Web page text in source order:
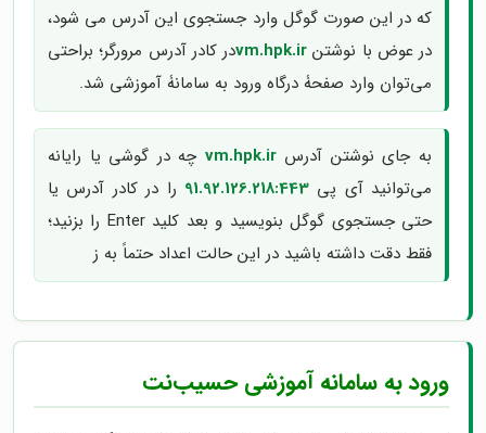
که در این صورت گوگل وارد جستجوی این آدرس می شود،
در عوض با نوشتن vm.hpk.irدر کادر آدرس مرورگر؛ براحتی
می‌توان وارد صفحۀ درگاه ورود به سامانۀ آموزشی شد.
به جای نوشتن آدرسvm.hpk.ir چه در گوشی یا رایانه
می‌توانید آی پی91.92.126.218:443 را در کادر آدرس یا
حتی جستجوی گوگل بنویسید و بعد کلید Enter را بزنید؛
فقط دقت داشته باشید در این حالت اعداد حتماً به ز
ورود به سامانه آموزشی حسیب‌نت